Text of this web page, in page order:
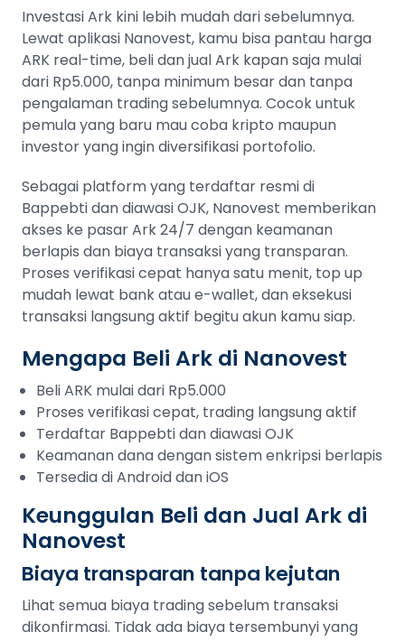
Investasi Ark kini lebih mudah dari sebelumnya.
Lewat aplikasi Nanovest, kamu bisa pantau harga
ARK real-time, beli dan jual Ark kapan saja mulai
dari Rp5.000, tanpa minimum besar dan tanpa
pengalaman trading sebelumnya. Cocok untuk
pemula yang baru mau coba kripto maupun
investor yang ingin diversifikasi portofolio.
Sebagai platform yang terdaftar resmi di
Bappebti dan diawasi OJK, Nanovest memberikan
akses ke pasar Ark 24/7 dengan keamanan
berlapis dan biaya transaksi yang transparan.
Proses verifikasi cepat hanya satu menit, top up
mudah lewat bank atau e-wallet, dan eksekusi
transaksi langsung aktif begitu akun kamu siap.
Mengapa Beli Ark di Nanovest
Beli ARK mulai dari Rp5.000
Proses verifikasi cepat, trading langsung aktif
Terdaftar Bappebti dan diawasi OJK
Keamanan dana dengan sistem enkripsi berlapis
Tersedia di Android dan iOS
Keunggulan Beli dan Jual Ark di
Nanovest
Biaya transparan tanpa kejutan
Lihat semua biaya trading sebelum transaksi
dikonfirmasi. Tidak ada biaya tersembunyi yang